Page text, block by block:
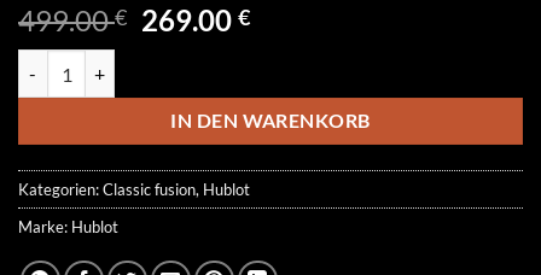
499.00€ Ursprünglicher
499.00 €
269.00€Aktueller
269.00 €.
IN DEN WARENKORB
Kategorien:Classic fusion, Hublot
Marke: Hublot